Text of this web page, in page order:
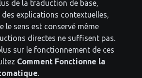
de la traduction de base,
explications contextuelles,
le sens est conservé même
directes ne suffisent pas.
sur le fonctionnement de ces
Comment Fonctionne la